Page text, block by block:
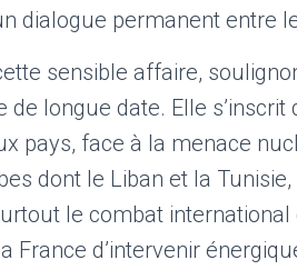
dialogue permanent entre
sensible affaire,
de longue date. Elle
pays, face à la menace
dont le Liban et la
le combat
France d’intervenir